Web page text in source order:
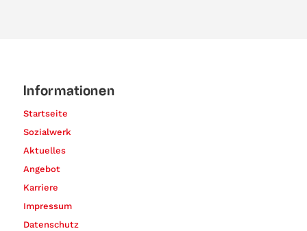
Informationen
Startseite
Sozialwerk
Aktuelles
Angebot
Karriere
Impressum
Datenschutz